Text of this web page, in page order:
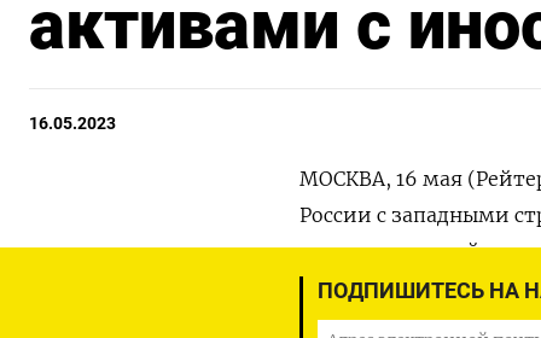
ПОДПИШИТЕСЬ НА
активами с
16.05.2023
МОСКВА, 16 мая
России с западными
принятые
конвертация
евробонды, помогли